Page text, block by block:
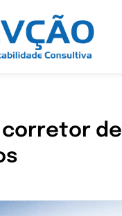
corretor de